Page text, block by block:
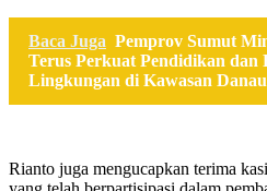
Baca Juga Pemprov Sumut
Terus Perkuat Pendidikan dan
Lingkungan di Kawasan
Rianto juga mengucapkan terima